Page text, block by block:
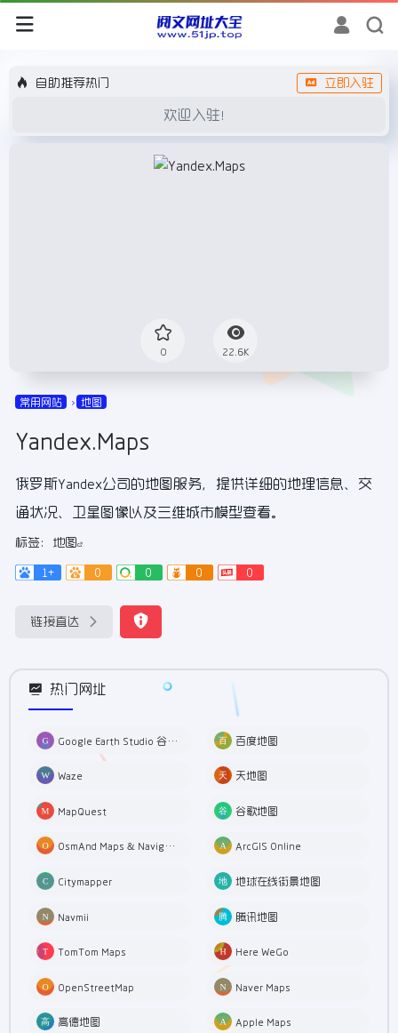
自助推荐热门 立即入驻
欢迎入驻！
0 22.6K
常用网站 地图
Yandex.Maps
俄罗斯Yandex公司的地图服务，提供详细的地理信息、交
通状况、卫星图像以及三维城市模型查看。
标签： 地图
1+ 0 0 0 0
链接直达
热门网址
Google Earth Studio 谷歌3D地图 百度地图
Waze 天地图
MapQuest 谷歌地图
OsmAnd Maps & Navigation ArcGIS Online
Citymapper 地球在线街景地图
Navmii 腾讯地图
TomTom Maps Here WeGo
OpenStreetMap Naver Maps
高德地图 Apple Maps